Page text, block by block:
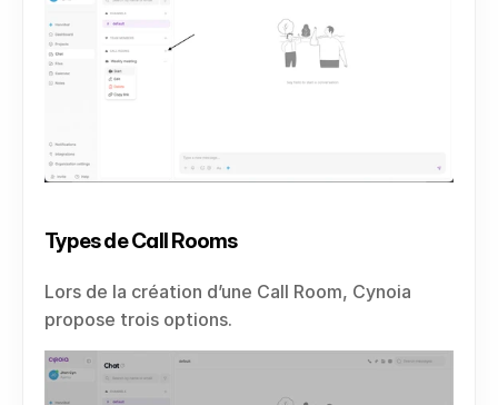
Types de Call Rooms
Lors de la création d’une Call Room, Cynoia
propose trois options.